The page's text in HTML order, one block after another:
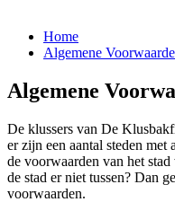
Home
Algemene
Algemene
De klussers van De
er zijn een aantal steden
de voorwaarden van het
de stad er niet tussen? Dan
voorwaarden.